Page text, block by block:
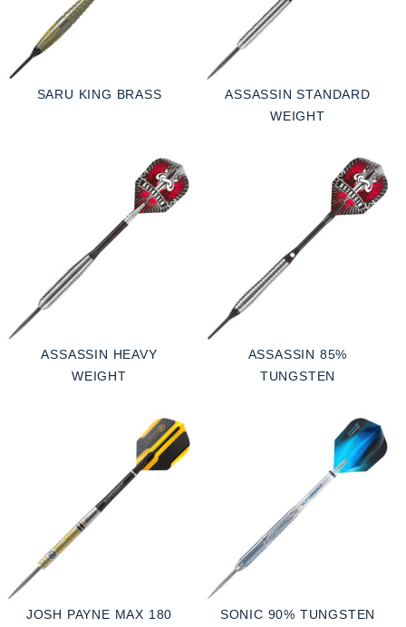
SARU KING BRASS
ASSASSIN STANDARD
WEIGHT
ASSASSIN HEAVY
WEIGHT
ASSASSIN 85%
TUNGSTEN
JOSH PAYNE MAX 180
SONIC 90% TUNGSTEN